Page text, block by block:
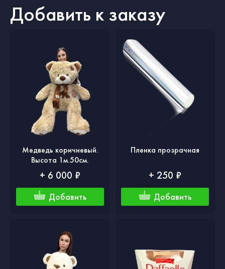
Добавить к заказу
Медведь коричневый.
Высота 1м.50см.
+ 6 000 ₽
Добавить
Пленка прозрачная
+ 250 ₽
Добавить